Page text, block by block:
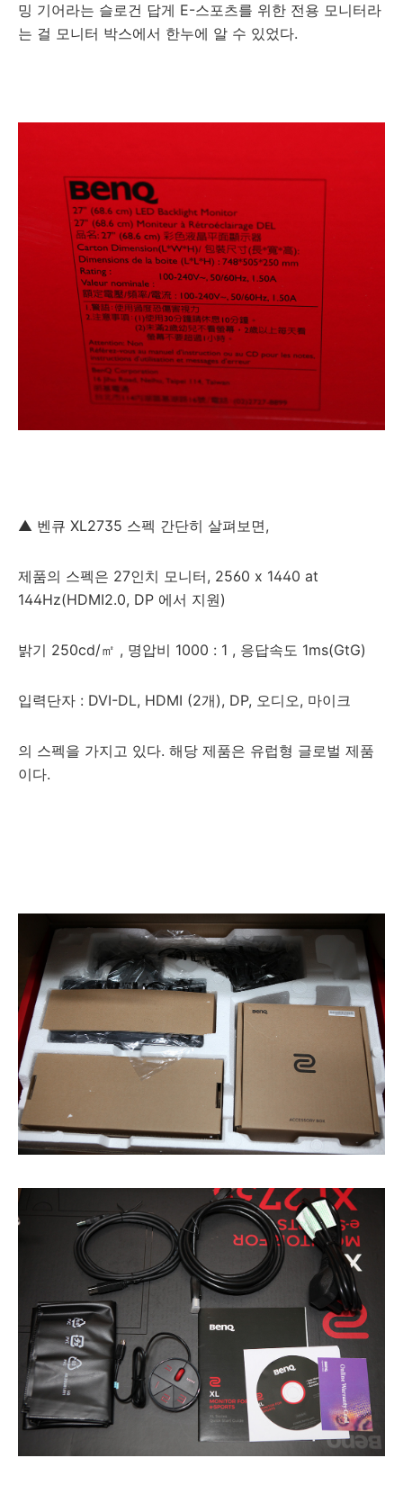
밍 기어라는 슬로건 답게 E-스포츠를 위한 전용 모니터라
는 걸 모니터 박스에서 한누에 알 수 있었다.
▲ 벤큐 XL2735 스펙 간단히 살펴보면,
제품의 스펙은 27인치 모니터, 2560 x 1440 at
144Hz(HDMI2.0, DP 에서 지원)
밝기 250cd/㎡ , 명압비 1000 : 1 , 응답속도 1ms(GtG)
입력단자 : DVI-DL, HDMI (2개), DP, 오디오, 마이크
의 스펙을 가지고 있다. 해당 제품은 유럽형 글로벌 제품
이다.